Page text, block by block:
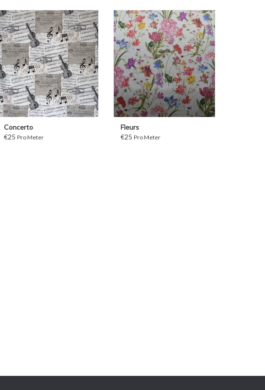
WEITER
Concerto
€25 Pro Meter
WEITER
Fleurs
€25 Pro Meter